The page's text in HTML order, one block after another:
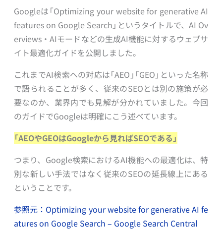
Googleは「Optimizing your website for generative AI
features on Google Search」というタイトルで、AI Ov
erviews・AIモードなどの生成AI機能に対するウェブサ
イト最適化ガイドを公開しました。
これまでAI検索への対応は「AEO」「GEO」といった名称
で語られることが多く、従来のSEOとは別の施策が必
要なのか、業界内でも見解が分かれていました。今回
のガイドでGoogleは明確にこう述べています。
「AEOやGEOはGoogleから見ればSEOである」
つまり、Google検索におけるAI機能への最適化は、特
別な新しい手法ではなく従来のSEOの延長線上にある
ということです。
参照元：Optimizing your website for generative AI fe
atures on Google Search – Google Search Central